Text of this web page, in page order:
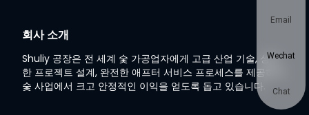
회사 소개
Shuliy 공장은 전 세계 숯 가공업자에게 고급 산업 기술, 성숙
한 프로젝트 설계, 완전한 애프터 서비스 프로세스를 제공하여
숯 사업에서 크고 안정적인 이익을 얻도록 돕고 있습니다.
Email
Wechat
Chat